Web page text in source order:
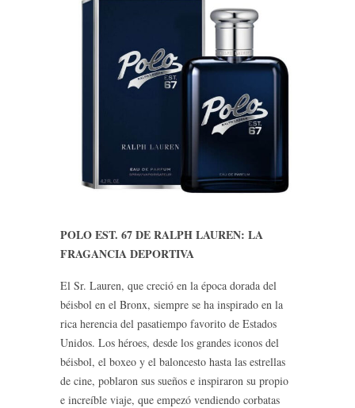
POLO EST. 67 DE RALPH LAUREN: LA
FRAGANCIA DEPORTIVA
El Sr. Lauren, que creció en la época dorada del
béisbol en el Bronx, siempre se ha inspirado en la
rica herencia del pasatiempo favorito de Estados
Unidos. Los héroes, desde los grandes iconos del
béisbol, el boxeo y el baloncesto hasta las estrellas
de cine, poblaron sus sueños e inspiraron su propio
e increíble viaje, que empezó vendiendo corbatas